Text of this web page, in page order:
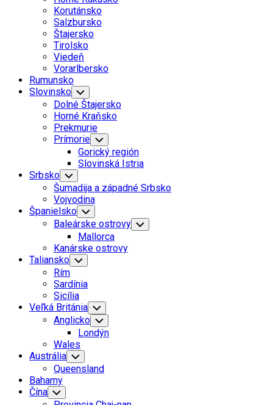
Korutánsko
Salzbursko
Štajersko
Tirolsko
Viedeň
Vorarlbersko
Rumunsko
Slovinsko Toggle
Child
Menu
Dolné Štajersko
Horné Kraňsko
Prekmurie
Prímorie Toggle
Child
Menu
Gorický región
Slovinská Istria
Srbsko Toggle
Child
Menu
Šumadija a západné Srbsko
Vojvodina
Španielsko Toggle
Child
Menu
Baleárske ostrovy Toggle
Child
Mallorca
Kanárske ostrovy
Taliansko Toggle
Child
Menu
Rím
Sardínia
Sicília
Veľká Británia Toggle
Child
Menu
Anglicko Toggle
Child
Menu
Londýn
Wales
Austrália Toggle
Child
Menu
Queensland
Bahamy
Čína Toggle
Child